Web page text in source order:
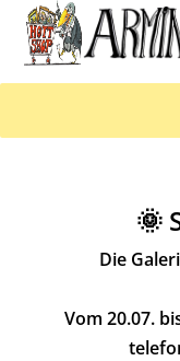
🌞
Die
Vom 20.07.